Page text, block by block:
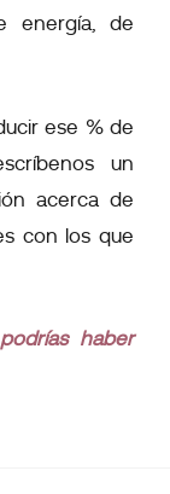
energía, de
ese % de
un
acerca de
con los que
haber